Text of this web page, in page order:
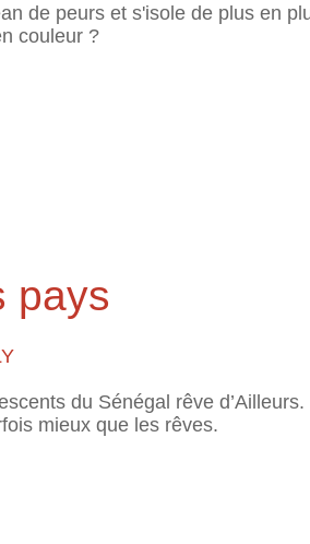
de peurs et s'isole de plus en
couleur ?
pays
du Sénégal rêve
mieux que les rêves.